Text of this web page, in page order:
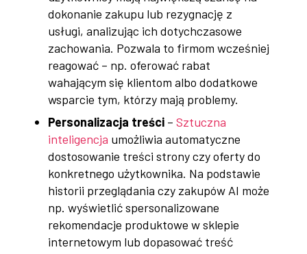
dokonanie zakupu lub rezygnację z
usługi, analizując ich dotychczasowe
zachowania. Pozwala to firmom wcześniej
reagować – np. oferować rabat
wahającym się klientom albo dodatkowe
wsparcie tym, którzy mają problemy.
Personalizacja treści –Sztuczna
inteligencja umożliwia automatyczne
dostosowanie treści strony czy oferty do
konkretnego użytkownika. Na podstawie
historii przeglądania czy zakupów AI może
np. wyświetlić spersonalizowane
rekomendacje produktowe w sklepie
internetowym lub dopasować treść